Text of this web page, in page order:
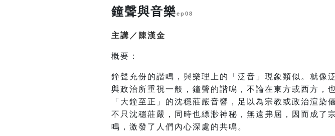
鐘聲與音樂ep08
主講／陳漢金
概要：
鐘聲充份的諧鳴，與樂理上的「泛音」現象類似。就像
與政治所重視一般，鐘聲的諧鳴，不論在東方或西方，
「大鐘至正」的沈穩莊嚴音響，足以為宗教或政治渲
不只沈穩莊嚴，同時也縹渺神秘，無遠弗屆，因而成了
鳴，激發了人們內心深處的共鳴。